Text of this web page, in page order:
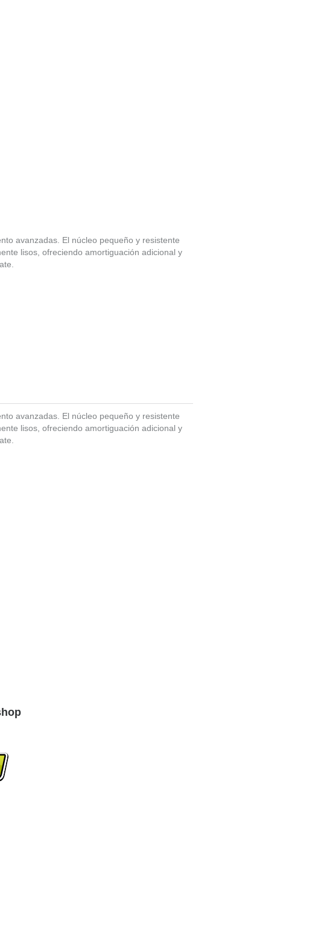
avanzadas. El núcleo pequeño y resistente
lisos, ofreciendo amortiguación adicional y
avanzadas. El núcleo pequeño y resistente
lisos, ofreciendo amortiguación adicional y